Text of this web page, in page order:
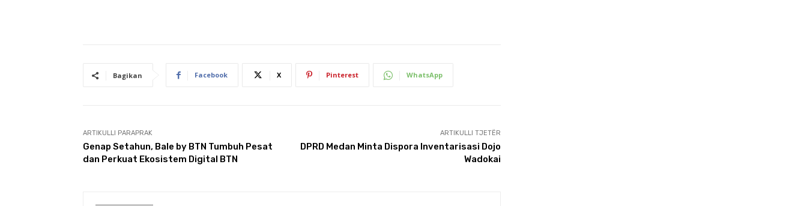
Bagikan Facebook X Pinterest WhatsApp
ARTIKULLI PARAPRAK
Genap Setahun, Bale by BTN Tumbuh Pesat
dan Perkuat Ekosistem Digital BTN
ARTIKULLI TJETËR
DPRD Medan Minta Dispora Inventarisasi Dojo
Wadokai